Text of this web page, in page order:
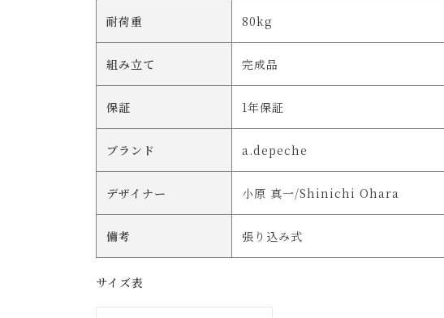
耐荷重 80kg
組み立て 完成品
保証 1年保証
ブランド a.depeche
デザイナー 小原 真一/Shinichi Ohara
備考 張り込み式
サイズ表